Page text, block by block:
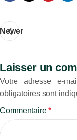
Newer
Laisser un
Votre adresse e-
obligatoires sont
Commentaire *